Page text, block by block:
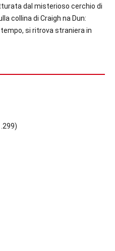
dal misterioso cerchio di
collina di Craigh na Dun:
si ritrova straniera in